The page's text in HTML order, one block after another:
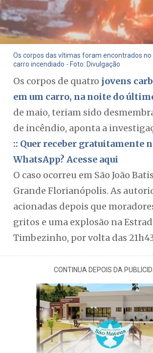
Os corpos das vítimas foram encontrados
carro incendiado - Foto: Divulgação
Os corpos de quatro jovens
em um carro, na noite do
de maio, teriam sido
de incêndio, aponta a
:: Quer receber gratuitamente
WhatsApp? Acesse aqui
O caso ocorreu em São João
Grande Florianópolis. As
acionadas depois que
gritos e uma explosão na
Timbezinho, por volta das
CONTINUA DEPOIS DA